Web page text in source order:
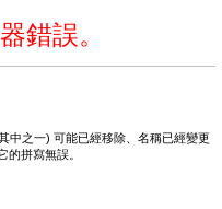
錯誤。
中之一) 可能已經移除、名稱已經變更
的拼寫無誤。